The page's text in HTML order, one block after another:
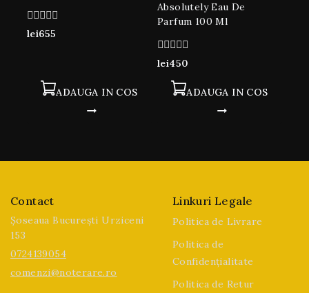
0
lei655
ADAUGA IN COS
Absolutely Eau De
Parfum 100 Ml
0
lei450
ADAUGA IN COS
Contact
Șoseaua București Urziceni
153
0724139054
comenzi@noterare.ro
Linkuri Legale
Politica de Livrare
Politica de
Confidențialitate
Politica de Retur